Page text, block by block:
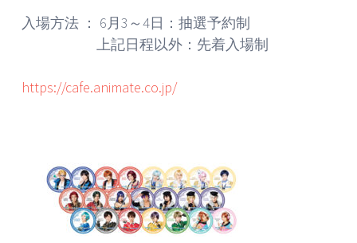
入場方法 ： 6月3～4日：抽選予約制
上記日程以外：先着入場制
https://cafe.animate.co.jp/